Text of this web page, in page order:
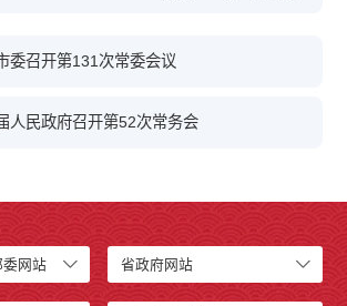
委召开第131次常委会议
人民政府召开第52次常务会
委网站 省政府网站